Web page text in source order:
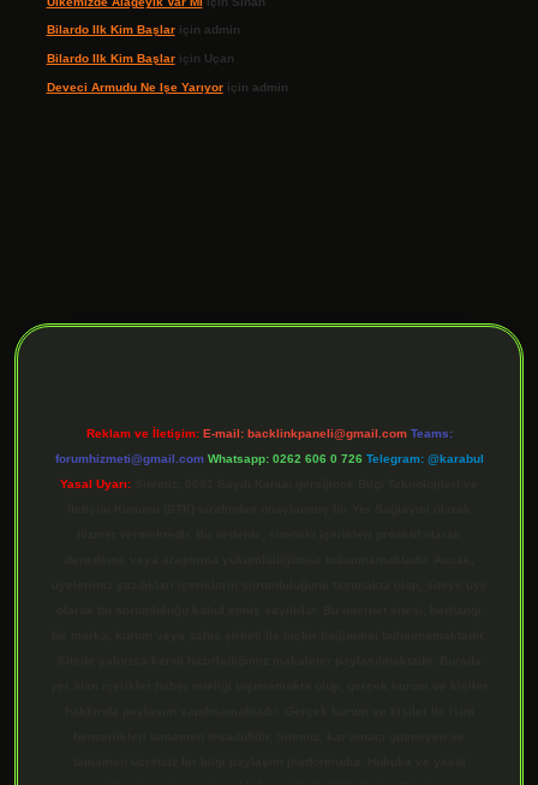
Bilardo Ilk Kim Başlariçin admin
Bilardo Ilk Kim Başlariçin Uçan
Deveci Armudu Ne Işe Yarıyoriçin admin
Reklam ve İletişim: E-mail: backlinkpaneli@gmail.com Teams:
forumhizmeti@gmail.com Whatsapp: 0262 606 0 726 Telegram: @karabul
Yasal Uyarı: